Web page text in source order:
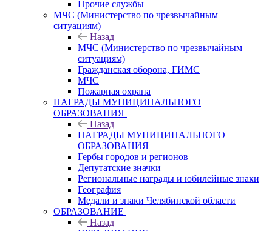
Прочие службы
МЧС (Министерство по чрезвычайным
ситуациям)
Назад
МЧС (Министерство по чрезвычайным
ситуациям)
Гражданская оборона, ГИМС
МЧС
Пожарная охрана
НАГРАДЫ МУНИЦИПАЛЬНОГО
ОБРАЗОВАНИЯ
Назад
НАГРАДЫ МУНИЦИПАЛЬНОГО
ОБРАЗОВАНИЯ
Гербы городов и регионов
Депутатские значки
Региональные награды и юбилейные знаки
География
Медали и знаки Челябинской области
ОБРАЗОВАНИЕ
Назад